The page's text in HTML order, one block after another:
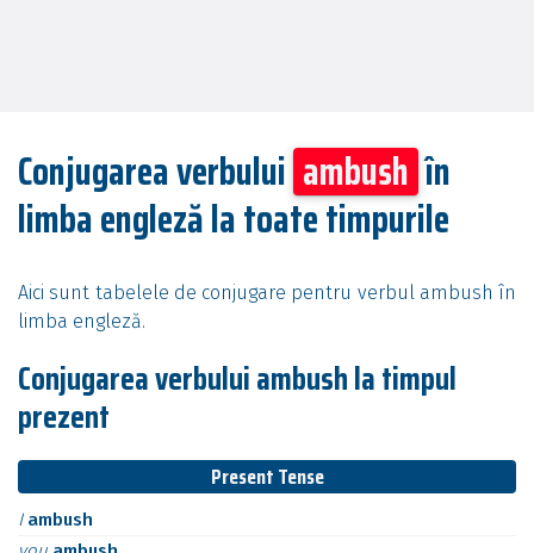
Conjugarea verbului ambush în
limba engleză la toate timpurile
Aici sunt tabelele de conjugare pentru verbul ambush în
limba engleză.
Conjugarea verbului ambush la timpul
prezent
Present Tense
I ambush